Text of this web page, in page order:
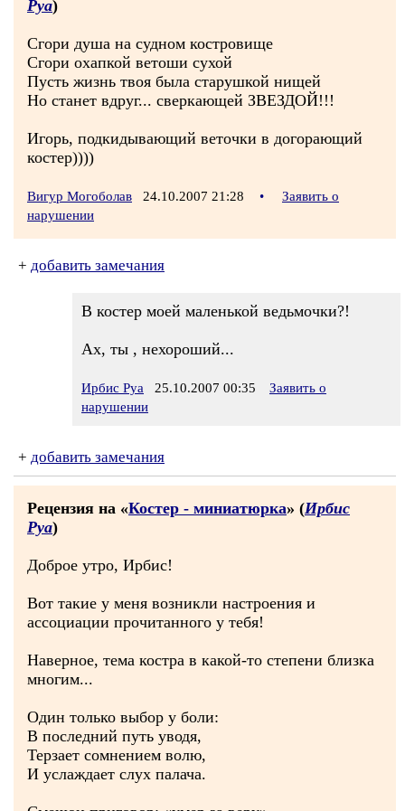
Руа)
Сгори душа на судном костровище
Сгори охапкой ветоши сухой
Пусть жизнь твоя была старушкой нищей
Но станет вдруг... сверкающей ЗВЕЗДОЙ!!!
Игорь, подкидывающий веточки в догорающий
костер))))
Вигур Могоболав 24.10.2007 21:28 •
Заявить о
нарушении
+ добавить замечания
В костер моей маленькой ведьмочки?!
Ах, ты , нехороший...
Ирбис Руа 25.10.2007 00:35
Заявить о
нарушении
+ добавить замечания
Рецензия на «Костер - миниатюрка» (Ирбис
Руа)
Доброе утро, Ирбис!
Вот такие у меня возникли настроения и
ассоциации прочитанного у тебя!
Наверное, тема костра в какой-то степени близка
многим...
Один только выбор у боли:
В последний путь уводя,
Терзает сомнением волю,
И услаждает слух палача.